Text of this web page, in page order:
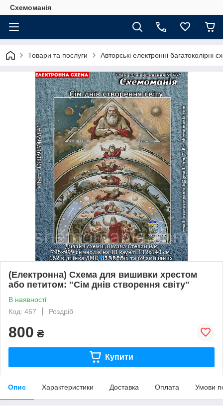
Схемоманія
Товари та послуги Авторські електронні
(Електронна) Схема для вишивки хрестом
або петитом: "Сім днів створення світу"
В наявності
Код: 467
Роздріб
800 ₴
Купити
Опис Характеристики Доставка Оплата Умови